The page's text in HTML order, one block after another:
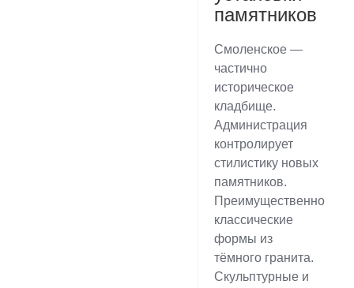
памятников
Смоленское —
частично
историческое
кладбище.
Администрация
контролирует
стилистику новых
памятников.
Преимущественно
классические
формы из
тёмного гранита.
Скульптурные и